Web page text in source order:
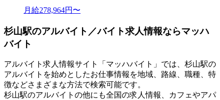
月給278,964円〜
杉山駅のアルバイト／バイト求人情報ならマッハ
バイト
アルバイト求人情報サイト「マッハバイト」では、杉山駅の
アルバイトを始めとしたお仕事情報を地域、路線、職種、特
徴などさまざまな方法で検索可能です。
杉山駅のアルバイトの他にも全国の求人情報、カフェやアパ